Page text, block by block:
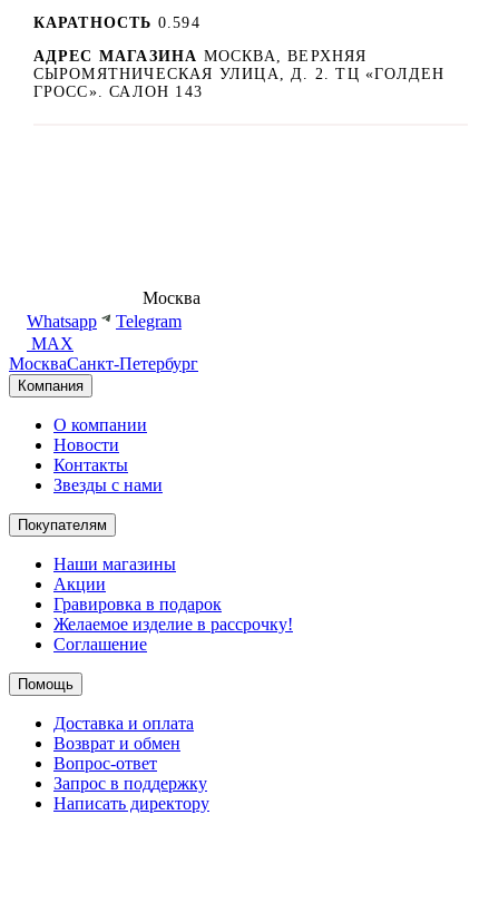
КАРАТНОСТЬ 0.594
АДРЕС МАГАЗИНА МОСКВА, ВЕРХНЯЯ
СЫРОМЯТНИЧЕСКАЯ УЛИЦА, Д. 2. ТЦ «ГОЛДЕН
ГРОСС». САЛОН 143
Москва
Whatsapp
Telegram
MAX
МоскваСанкт-Петербург
Компания
О компании
Новости
Контакты
Звезды с нами
Покупателям
Наши магазины
Акции
Гравировка в подарок
Желаемое изделие в рассрочку!
Соглашение
Помощь
Доставка и оплата
Возврат и обмен
Вопрос-ответ
Запрос в поддержку
Написать директору